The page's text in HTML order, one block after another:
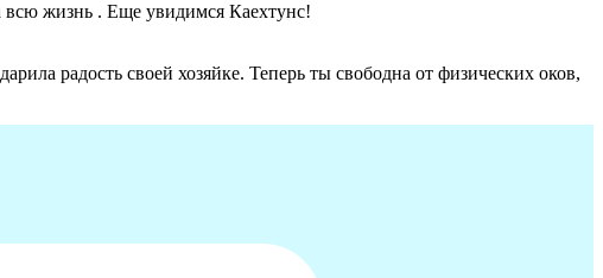
всю жизнь . Еще увидимся Каехтунс!
радость своей хозяйке. Теперь ты свободна от физических оков,